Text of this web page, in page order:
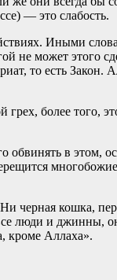
— это слабость.
Иными
не может этого
то есть Закон.
более того,
в этом,
черная кошка,
люди и джинны,
кроме Аллаха».